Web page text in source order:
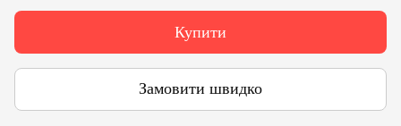
Купити
Замовити швидко